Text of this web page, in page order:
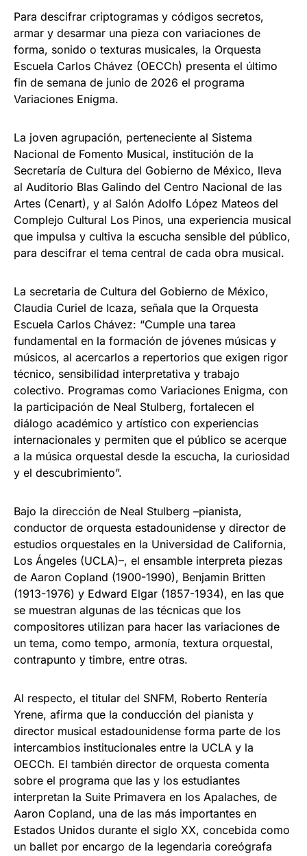
Para descifrar criptogramas y códigos secretos,
armar y desarmar una pieza con variaciones de
forma, sonido o texturas musicales, la Orquesta
Escuela Carlos Chávez (OECCh) presenta el último
fin de semana de junio de 2026 el programa
Variaciones Enigma.
La joven agrupación, perteneciente al Sistema
Nacional de Fomento Musical, institución de la
Secretaría de Cultura del Gobierno de México, lleva
al Auditorio Blas Galindo del Centro Nacional de las
Artes (Cenart), y al Salón Adolfo López Mateos del
Complejo Cultural Los Pinos, una experiencia musical
que impulsa y cultiva la escucha sensible del público,
para descifrar el tema central de cada obra musical.
La secretaria de Cultura del Gobierno de México,
Claudia Curiel de Icaza, señala que la Orquesta
Escuela Carlos Chávez: “Cumple una tarea
fundamental en la formación de jóvenes músicas y
músicos, al acercarlos a repertorios que exigen rigor
técnico, sensibilidad interpretativa y trabajo
colectivo. Programas como Variaciones Enigma, con
la participación de Neal Stulberg, fortalecen el
diálogo académico y artístico con experiencias
internacionales y permiten que el público se acerque
a la música orquestal desde la escucha, la curiosidad
y el descubrimiento”.
Bajo la dirección de Neal Stulberg –pianista,
conductor de orquesta estadounidense y director de
estudios orquestales en la Universidad de California,
Los Ángeles (UCLA)–, el ensamble interpreta piezas
de Aaron Copland (1900-1990), Benjamin Britten
(1913-1976) y Edward Elgar (1857-1934), en las que
se muestran algunas de las técnicas que los
compositores utilizan para hacer las variaciones de
un tema, como tempo, armonía, textura orquestal,
contrapunto y timbre, entre otras.
Al respecto, el titular del SNFM, Roberto Rentería
Yrene, afirma que la conducción del pianista y
director musical estadounidense forma parte de los
intercambios institucionales entre la UCLA y la
OECCh. El también director de orquesta comenta
sobre el programa que las y los estudiantes
interpretan la Suite Primavera en los Apalaches, de
Aaron Copland, una de las más importantes en
Estados Unidos durante el siglo XX, concebida como
un ballet por encargo de la legendaria coreógrafa